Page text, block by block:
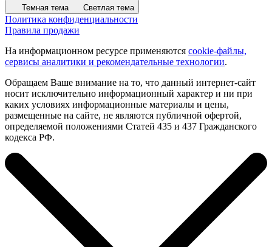
Темная тема Светлая тема
Политика конфиденциальности
Правила продажи
На информационном ресурсе применяются cookie-файлы,
сервисы аналитики и рекомендательные технологии.
Обращаем Ваше внимание на то, что данный интернет-сайт
носит исключительно информационный характер и ни при
каких условиях информационные материалы и цены,
размещенные на сайте, не являются публичной офертой,
определяемой положениями Статей 435 и 437 Гражданского
кодекса РФ.